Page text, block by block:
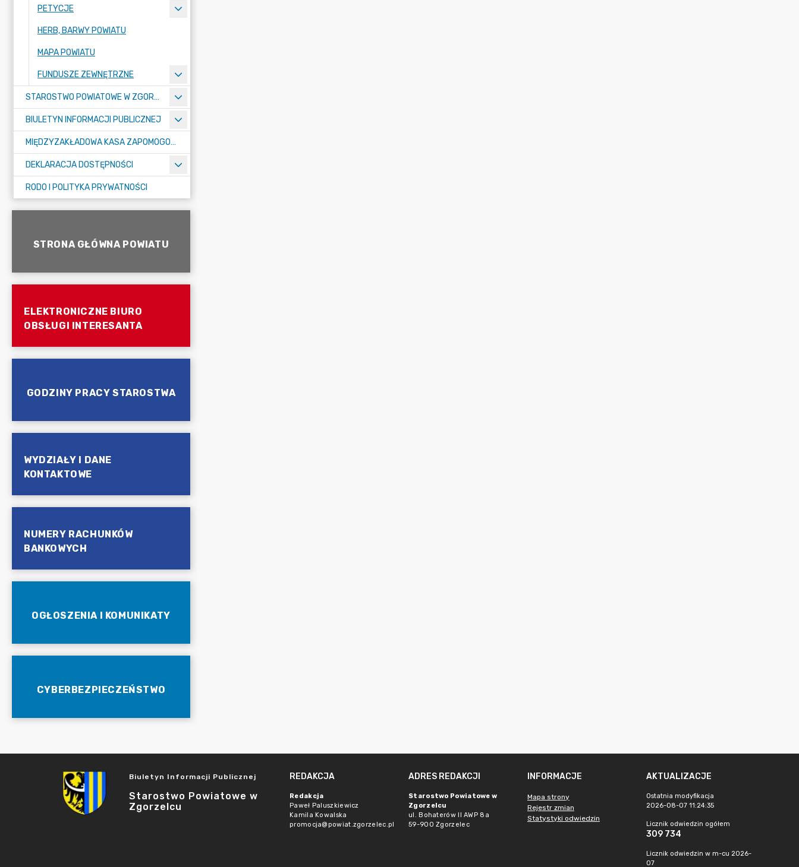
PETYCJE
HERB, BARWY POWIATU
MAPA POWIATU
FUNDUSZE ZEWNĘTRZNE
STAROSTWO POWIATOWE W ZGORZELCU
BIULETYN INFORMACJI PUBLICZNEJ
MIĘDZYZAKŁADOWA KASA ZAPOMOGOWO-POŻYCZKOWA
DEKLARACJA DOSTĘPNOŚCI
RODO I POLITYKA PRYWATNOŚCI
STRONA GŁÓWNA POWIATU
ELEKTRONICZNE BIURO
OBSŁUGI INTERESANTA
GODZINY PRACY STAROSTWA
WYDZIAŁY I DANE
KONTAKTOWE
NUMERY RACHUNKÓW
BANKOWYCH
OGŁOSZENIA I KOMUNIKATY
CYBERBEZPIECZEŃSTWO
Biuletyn Informacji Publicznej
Starostwo Powiatowe w
Zgorzelcu
REDAKCJA
Redakcja
Paweł Paluszkiewicz
Kamila Kowalska
promocja@powiat.zgorzelec.pl
ADRES REDAKCJI
Starostwo Powiatowe w
Zgorzelcu
ul. Bohaterów II AWP 8a
59-900 Zgorzelec
INFORMACJE
Mapa strony
Rejestr zmian
Statystyki odwiedzin
AKTUALIZACJE
Ostatnia modyfikacja
2026-08-07 11:24:35
Licznik odwiedzin ogółem
309 734
Licznik odwiedzin w m-cu 2026-
07